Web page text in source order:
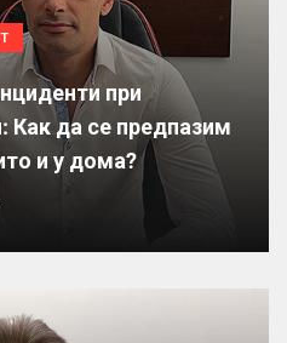
при
Как да се предпазим
и у дома?